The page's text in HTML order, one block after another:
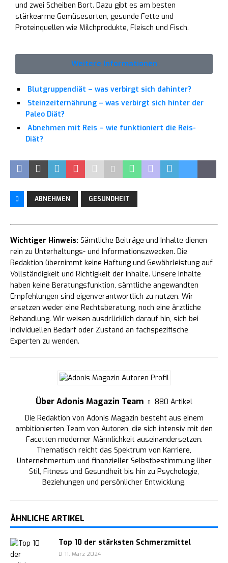
und zwei Scheiben Bort. Dazu gibt es am besten
stärkearme Gemüsesorten, gesunde Fette und
Proteinquellen wie Milchprodukte, Fleisch und Fisch.
Weitere Informationen
Blutgruppendiät – was verbirgt sich dahinter?
Steinzeiternährung – was verbirgt sich hinter der
Paleo Diät?
Abnehmen mit Reis – wie funktioniert die Reis-
Diät?
ABNEHMEN GESUNDHEIT
Wichtiger Hinweis: Sämtliche Beiträge und Inhalte dienen
rein zu Unterhaltungs- und Informationszwecken. Die
Redaktion übernimmt keine Haftung und Gewährleistung auf
Vollständigkeit und Richtigkeit der Inhalte. Unsere Inhalte
haben keine Beratungsfunktion, sämtliche angewandten
Empfehlungen sind eigenverantwortlich zu nutzen. Wir
ersetzen weder eine Rechtsberatung, noch eine ärztliche
Behandlung. Wir weisen ausdrücklich darauf hin, sich bei
individuellen Bedarf oder Zustand an fachspezifische
Experten zu wenden.
Über Adonis Magazin Team
880 Artikel
Die Redaktion von Adonis Magazin besteht aus einem
ambitionierten Team von Autoren, die sich intensiv mit den
Facetten moderner Männlichkeit auseinandersetzen.
Thematisch reicht das Spektrum von Karriere,
Unternehmertum und finanzieller Selbstbestimmung über
Stil, Fitness und Gesundheit bis hin zu Psychologie,
Beziehungen und persönlicher Entwicklung.
ÄHNLICHE ARTIKEL
Top 10 der stärksten Schmerzmittel
11. März 2024